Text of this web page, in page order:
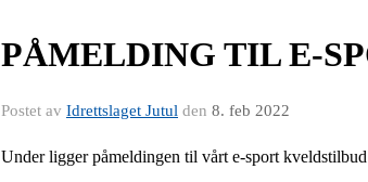
PÅMELDING TIL E-
Postet av Idrettslaget Jutul den 8. feb 2022
Under ligger påmeldingen til vårt e-sport